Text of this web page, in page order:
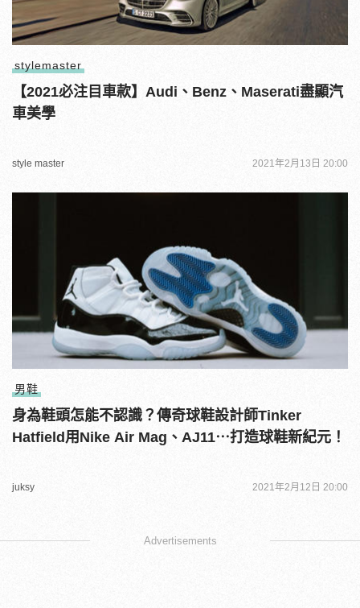
stylemaster
【2021必注目車款】Audi、Benz、Maserati盡顯汽
車美學
style master 2021年2月13日 20:00
男鞋
身為鞋頭怎能不認識？傳奇球鞋設計師Tinker
Hatfield用Nike Air Mag、AJ11⋯打造球鞋新紀元！
juksy 2021年2月12日 20:00
Advertisements